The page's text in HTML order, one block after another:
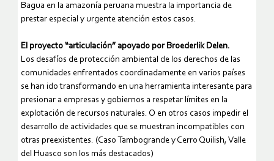
Bagua en la amazonía peruana muestra la importancia de
prestar especial y urgente atención estos casos.
El proyecto “articulación” apoyado por Broederlik Delen.
Los desafíos de protección ambiental de los derechos de las
comunidades enfrentados coordinadamente en varios países
se han ido transformando en una herramienta interesante para
presionar a empresas y gobiernos a respetar límites en la
explotación de recursos naturales. O en otros casos impedir el
desarrollo de actividades que se muestran incompatibles con
otras preexistentes. (Caso Tambogrande y Cerro Quilish, Valle
del Huasco son los más destacados)